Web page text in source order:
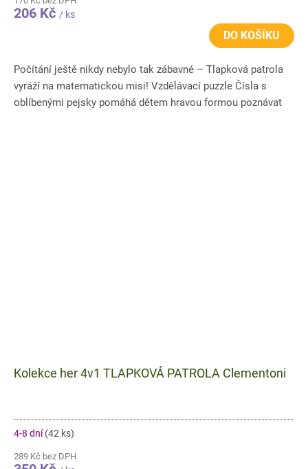
206 Kč / ks
DO KOŠÍKU
Počítání ještě nikdy nebylo tak zábavné – Tlapková patrola
vyráží na matematickou misi! Vzdělávací puzzle Čísla s
oblíbenými pejsky pomáhá dětem hravou formou poznávat
Kolekce her 4v1 TLAPKOVÁ PATROLA Clementoni
4-8 dní(42 ks)
289 Kč bez DPH